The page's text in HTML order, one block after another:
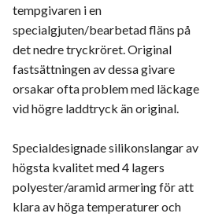
tempgivaren i en
specialgjuten/bearbetad fläns på
det nedre tryckröret. Original
fastsättningen av dessa givare
orsakar ofta problem med läckage
vid högre laddtryck än original.
Specialdesignade silikonslangar av
högsta kvalitet med 4 lagers
polyester/aramid armering för att
klara av höga temperaturer och